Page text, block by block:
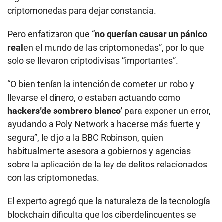
criptomonedas para dejar constancia.
Pero enfatizaron que “no querían causar un pánico
realen el mundo de las criptomonedas”, por lo que
solo se llevaron criptodivisas “importantes”.
“O bien tenían la intención de cometer un robo y
llevarse el dinero, o estaban actuando como
hackers’de sombrero blanco’ para exponer un error,
ayudando a Poly Network a hacerse más fuerte y
segura”, le dijo a la BBC Robinson, quien
habitualmente asesora a gobiernos y agencias
sobre la aplicación de la ley de delitos relacionados
con las criptomonedas.
El experto agregó que la naturaleza de la tecnología
blockchain dificulta que los ciberdelincuentes se